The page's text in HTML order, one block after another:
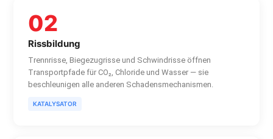
02
Rissbildung
Trennrisse, Biegezugrisse und Schwindrisse öffnen
Transportpfade für CO₂, Chloride und Wasser — sie
beschleunigen alle anderen Schadensmechanismen.
KATALYSATOR